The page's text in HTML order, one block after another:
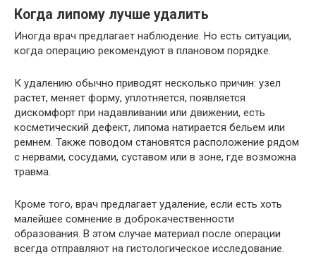
Когда липому лучше удалить
Иногда врач предлагает наблюдение. Но есть ситуации,
когда операцию рекомендуют в плановом порядке.
К удалению обычно приводят несколько причин: узел
растет, меняет форму, уплотняется, появляется
дискомфорт при надавливании или движении, есть
косметический дефект, липома натирается бельем или
ремнем. Также поводом становятся расположение рядом
с нервами, сосудами, суставом или в зоне, где возможна
травма.
Кроме того, врач предлагает удаление, если есть хоть
малейшее сомнение в доброкачественности
образования. В этом случае материал после операции
всегда отправляют на гистологическое исследование.